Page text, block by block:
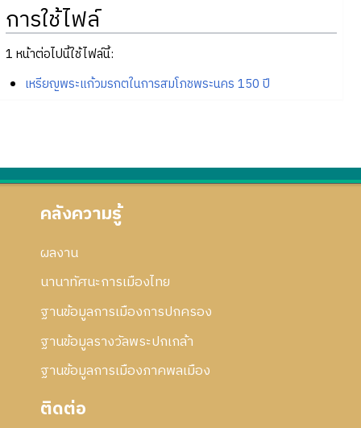
การใช้ไฟล์
1 หน้าต่อไปนี้ใช้ไฟล์นี้:
เหรียญพระแก้วมรกตในการสมโภชพระนคร 150 ปี
คลังความรู้
ผลงาน
นานาทัศนะการเมืองไทย
ฐานข้อมูลการเมืองการปกครอง
ฐานข้อมูลรางวัลพระปกเกล้า
ฐานข้อมูลการเมืองภาคพลเมือง
ติดต่อ